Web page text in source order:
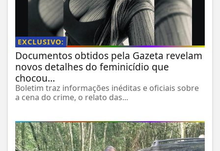
EXCLUSIVO:
Documentos obtidos pela Gazeta revelam
novos detalhes do feminicídio que
chocou...
Boletim traz informações inéditas e oficiais sobre
a cena do crime, o relato das...